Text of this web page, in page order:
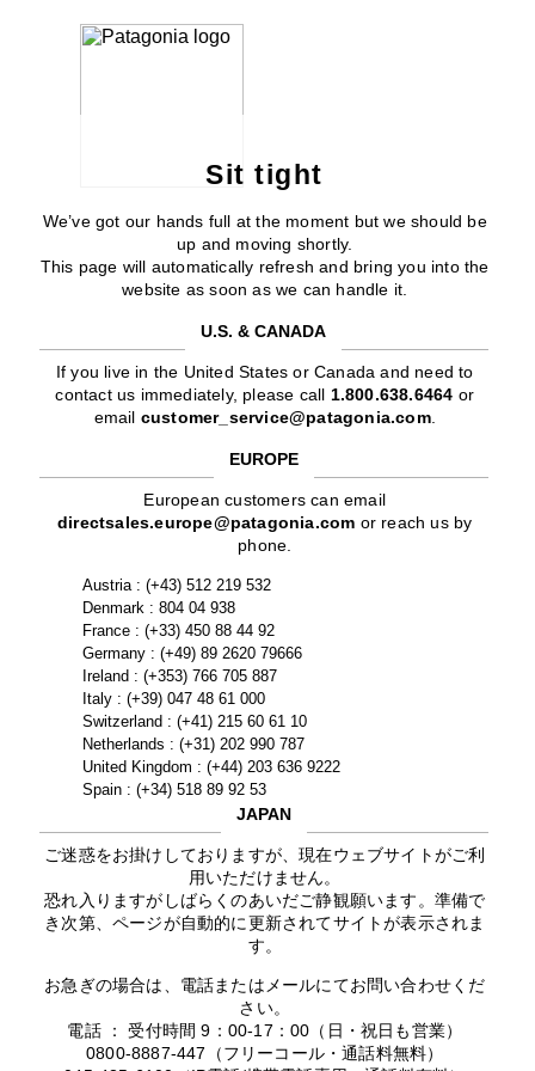
Sit tight
We’ve got our hands full at the moment but we should be
up and moving shortly.
This page will automatically refresh and bring you into the
website as soon as we can handle it.
U.S. & CANADA
If you live in the United States or Canada and need to
contact us immediately, please call 1.800.638.6464 or
email customer_service@patagonia.com.
EUROPE
European customers can email
directsales.europe@patagonia.com or reach us by
phone.
Austria : (+43) 512 219 532
Denmark : 804 04 938
France : (+33) 450 88 44 92
Germany : (+49) 89 2620 79666
Ireland : (+353) 766 705 887
Italy : (+39) 047 48 61 000
Switzerland : (+41) 215 60 61 10
Netherlands : (+31) 202 990 787
United Kingdom : (+44) 203 636 9222
Spain : (+34) 518 89 92 53
JAPAN
ご迷惑をお掛けしておりますが、現在ウェブサイトがご利
用いただけません。
恐れ入りますがしばらくのあいだご静観願います。準備で
き次第、ページが自動的に更新されてサイトが表示されま
す。
お急ぎの場合は、電話またはメールにてお問い合わせくだ
さい。
電話 ： 受付時間 9：00-17：00（日・祝日も営業）
0800-8887-447（フリーコール・通話料無料）